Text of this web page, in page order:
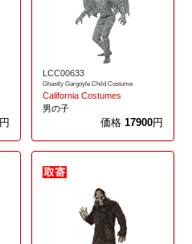
円
LCC00633
Ghastly Gargoyle Child Costume
California Costumes
男の子
価格 17900円